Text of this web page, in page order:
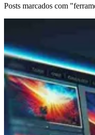
Posts marcados com